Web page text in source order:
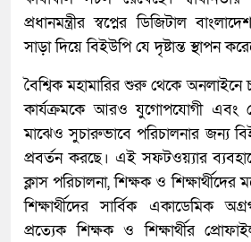
প্রধানমন্ত্রীর স্বপ্নের ডিজিটাল
সাড়া দিয়ে বিইউপি যে দৃষ্টান্ত স্থাপন
বৈশ্বিক মহামারির শুরু থেকে অনলাইনে
কার্যক্রমকে আরও যুগোপযোগী এবং
মাঝেও সুচারুভাবে পরিচালনার জন্য
প্রবর্তন করছে। এই সফটওয়্যার
ক্লাস পরিচালনা, শিক্ষক ও
শিক্ষার্থীদের সার্বিক একাডেমিক
প্রত্যেক শিক্ষক ও শিক্ষার্থীর